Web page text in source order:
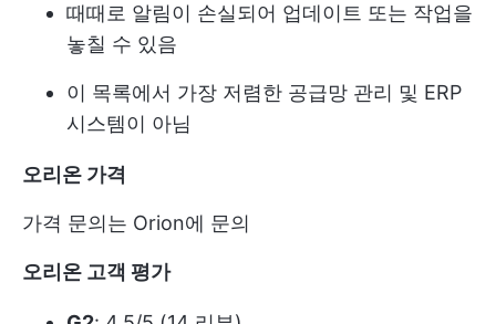
때때로 알림이 손실되어 업데이트 또는 작업을
놓칠 수 있음
이 목록에서 가장 저렴한 공급망 관리 및 ERP
시스템이 아님
오리온 가격
가격 문의는 Orion에 문의
오리온 고객 평가